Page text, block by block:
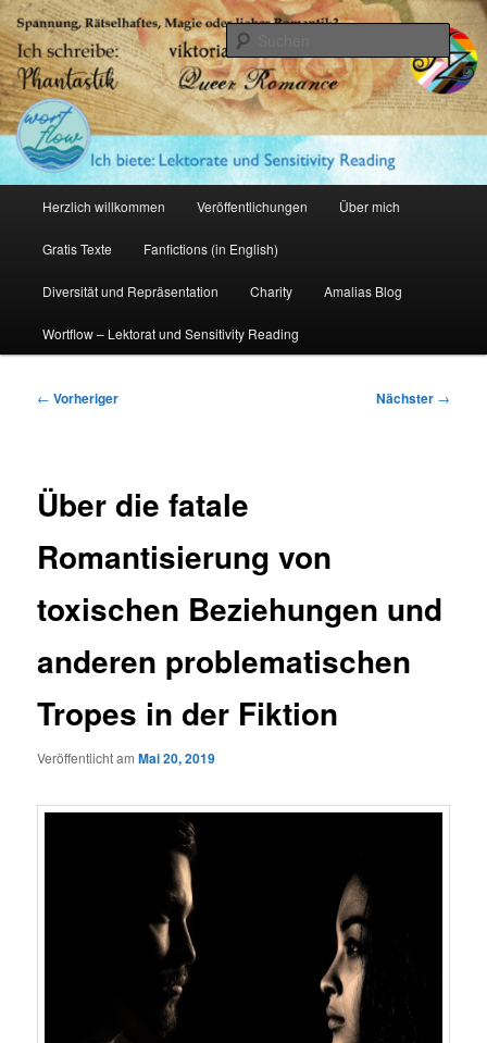
Zum
primären
Inhalt
springenAmalia Zeichnerin
Herzlich willkommen Veröffentlichungen Über mich
Gratis Texte Fanfictions (in English)
Diversität und Repräsentation Charity Amalias Blog
Wortflow – Lektorat und Sensitivity Reading
Beitragsnavigation
← Vorheriger Nächster →
Über die fatale
Romantisierung von
toxischen Beziehungen und
anderen problematischen
Tropes in der Fiktion
Veröffentlicht amMai 20, 2019